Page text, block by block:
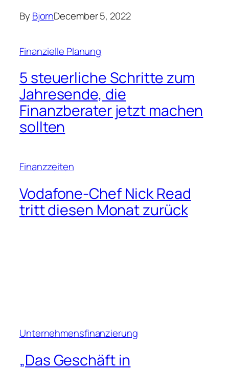
By BjornDecember 5, 2022
Finanzielle Planung
5 steuerliche Schritte zum
Jahresende, die
Finanzberater jetzt machen
sollten
Finanzzeiten
Vodafone-Chef Nick Read
tritt diesen Monat zurück
Unternehmensfinanzierung
„Das Geschäft in